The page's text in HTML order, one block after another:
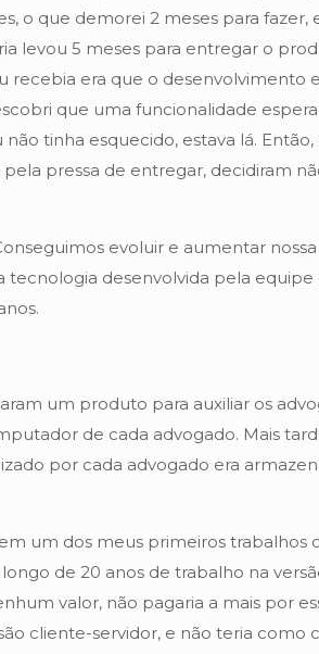
o que demorei 2 meses para fazer,
levou 5 meses para entregar o
era que o desenvolvimento
que uma funcionalidade
tinha esquecido, estava lá.
pressa de entregar, decidiram
evoluir e aumentar
desenvolvida pela equipe
um produto para auxiliar os
de cada advogado. Mais
por cada advogado era
um dos meus primeiros trabalhos
de 20 anos de trabalho na
valor, não pagaria a mais por
cliente-servidor, e não teria como